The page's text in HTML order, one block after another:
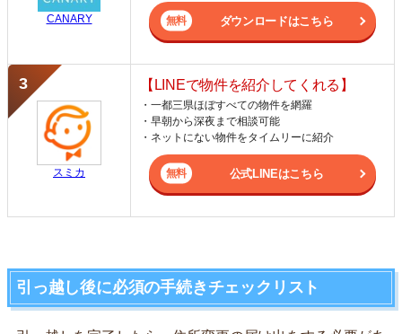
CANARY ダウンロードはこちら
スミカ
【LINEで物件を紹介してくれる】
・一都三県ほぼすべての物件を網羅
・早朝から深夜まで相談可能
・ネットにない物件をタイムリーに紹介
公式LINEはこちら
引っ越し後に必須の手続きチェックリスト